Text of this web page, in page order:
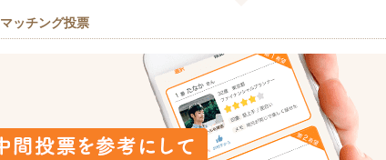
マッチング投票